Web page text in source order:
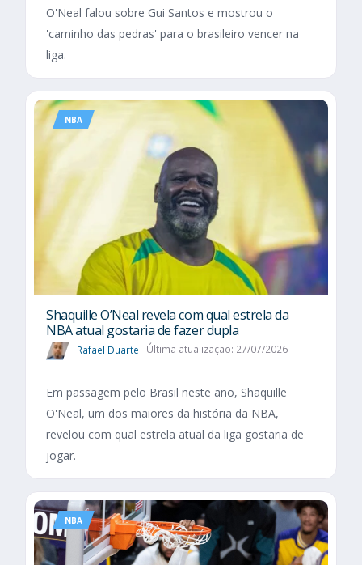
O'Neal falou sobre Gui Santos e mostrou o
'caminho das pedras' para o brasileiro vencer na
liga.
NBA
Shaquille O’Neal revela com qual estrela da
NBA atual gostaria de fazer dupla
Rafael Duarte Última atualização: 27/07/2026
Em passagem pelo Brasil neste ano, Shaquille
O'Neal, um dos maiores da história da NBA,
revelou com qual estrela atual da liga gostaria de
jogar.
NBA